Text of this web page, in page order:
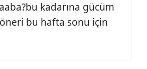
kadarına gücüm
bu hafta sonu için